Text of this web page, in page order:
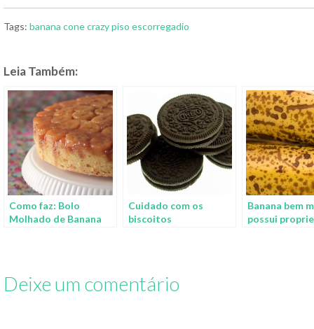
Tags: banana conecrazypiso escorregadio
Leia Também:
Como faz: Bolo
Molhado de Banana
Cuidado com os
biscoitos
Banana bem
possui
Deixe um comentário